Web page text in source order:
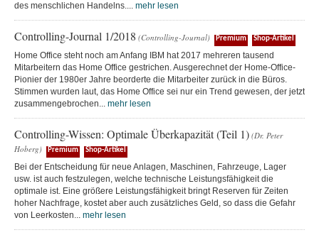
des menschlichen Handelns.... mehr lesen
Controlling-Journal 1/2018 (Controlling-Journal) Premium Shop-Artikel
Home Office steht noch am Anfang IBM hat 2017 mehreren tausend
Mitarbeitern das Home Office gestrichen. Ausgerechnet der Home-Office-
Pionier der 1980er Jahre beorderte die Mitarbeiter zurück in die Büros.
Stimmen wurden laut, das Home Office sei nur ein Trend gewesen, der jetzt
zusammengebrochen... mehr lesen
Controlling-Wissen: Optimale Überkapazität (Teil 1) (Dr. Peter
Hoberg)
Premium Shop-Artikel
Bei der Entscheidung für neue Anlagen, Maschinen, Fahrzeuge, Lager
usw. ist auch festzulegen, welche technische Leistungsfähigkeit die
optimale ist. Eine größere Leistungsfähigkeit bringt Reserven für Zeiten
hoher Nachfrage, kostet aber auch zusätzliches Geld, so dass die Gefahr
von Leerkosten... mehr lesen